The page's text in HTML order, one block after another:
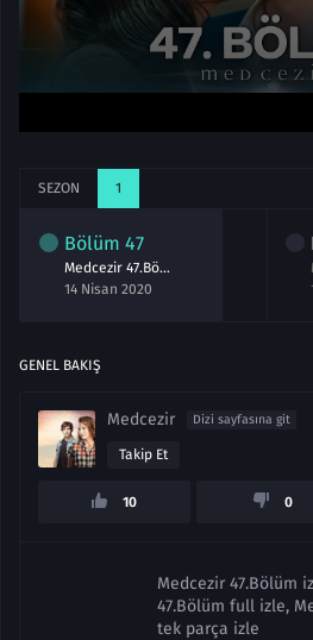
SEZON 1
Bölüm 47
Medcezir 47.Bölüm izle
14 Nisan 2020
GENEL BAKIŞ
Medcezir Dizi sayfasına git
Takip Et
10 0
Medcezir 47.Bölüm
47.Bölüm full izle,
tek parça izle